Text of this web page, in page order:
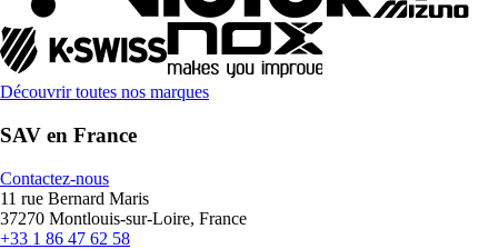
Découvrir toutes nos marques
SAV en France
Contactez-nous
11 rue Bernard Maris
37270 Montlouis-sur-Loire, France
+33 1 86 47 62 58